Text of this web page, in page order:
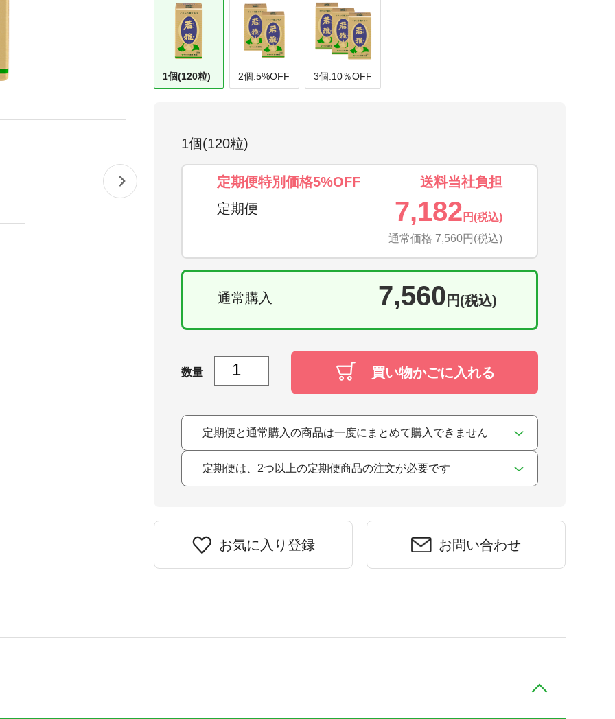
1個(120粒) 2個:5%OFF 3個:10％OFF
1個(120粒)
定期便特別価格5%OFF
送料当社負担
定期便
7,182 円(税込)
通常価格 7,560円(税込)
通常購入 7,560 円(税込)
数量 買い物かごに入れる
定期便と通常購入の商品は一度にまとめて購入できません
定期便は、2つ以上の定期便商品の注文が必要です
お気に入り登録 お問い合わせ